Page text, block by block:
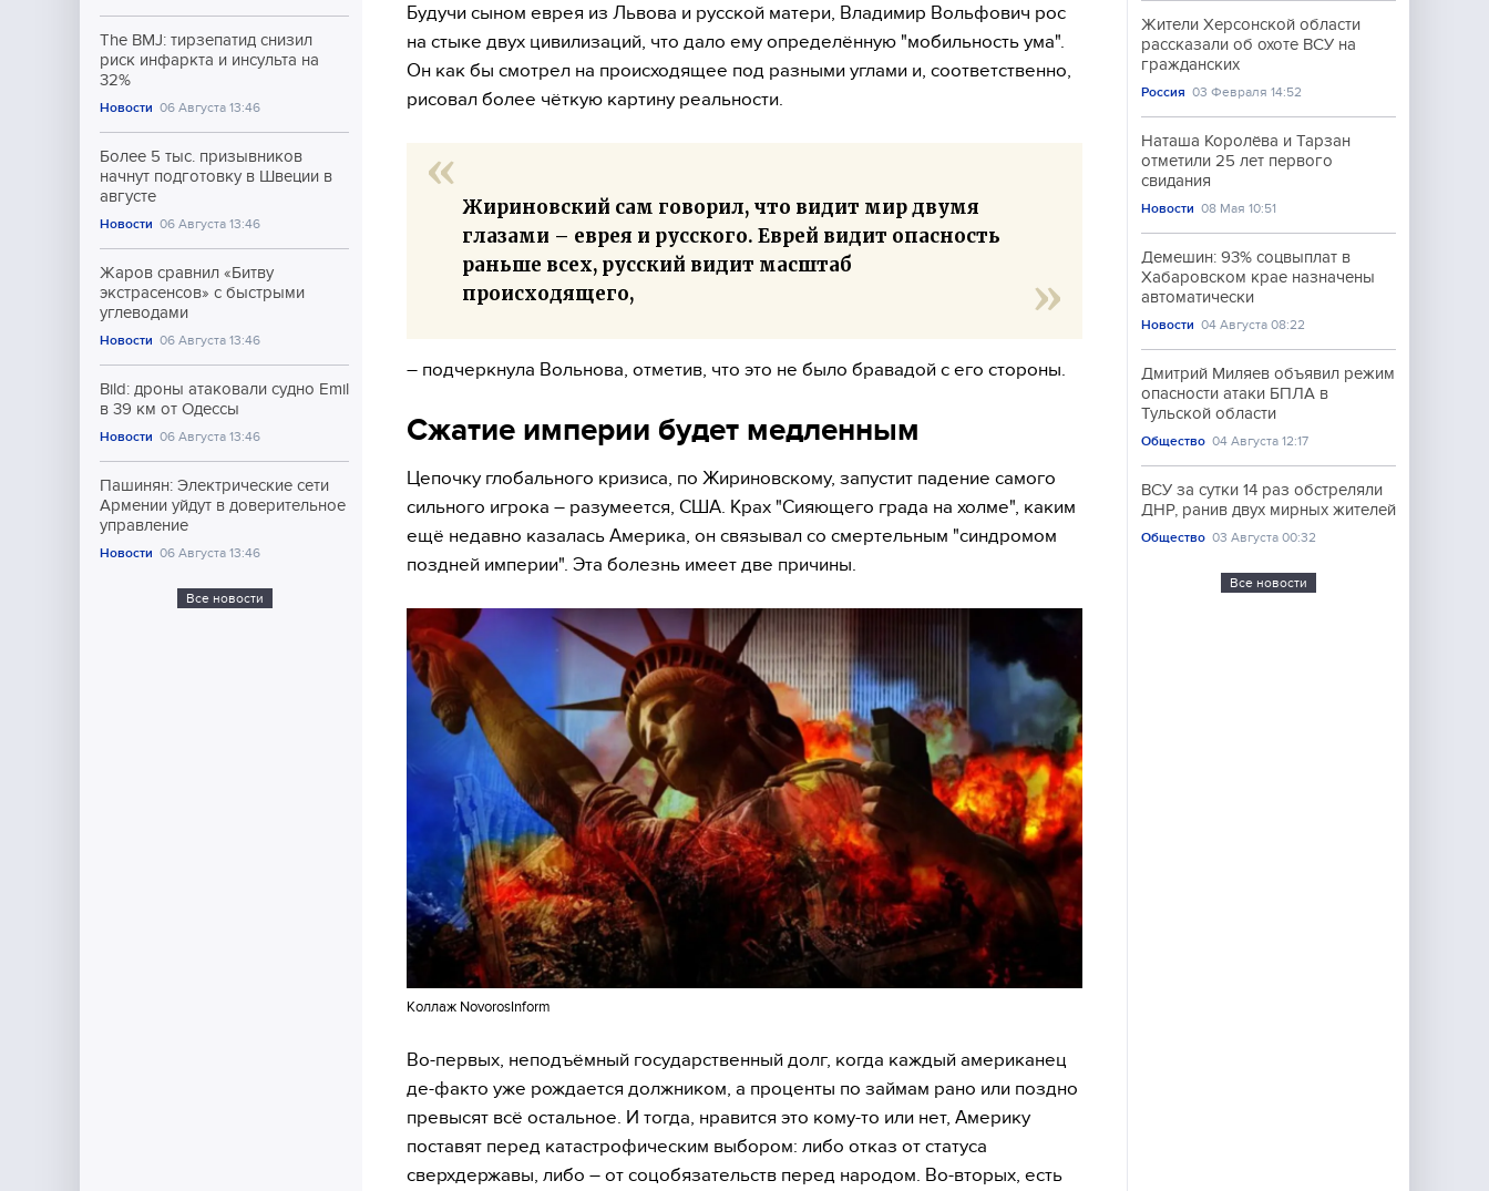
The BMJ: тирзепатид снизил
риск инфаркта и инсульта на
32%
Новости 06 Августа 13:46
Более 5 тыс. призывников
начнут подготовку в Швеции в
августе
Новости 06 Августа 13:46
Жаров сравнил «Битву
экстрасенсов» с быстрыми
углеводами
Новости 06 Августа 13:46
Bild: дроны атаковали судно Emil
в 39 км от Одессы
Новости 06 Августа 13:46
Пашинян: Электрические сети
Армении уйдут в доверительное
управление
Новости 06 Августа 13:46
Все новости
Будучи сыном еврея из Львова и русской матери, Владимир Вольфович рос
на стыке двух цивилизаций, что дало ему определённую "мобильность ума".
Он как бы смотрел на происходящее под разными углами и, соответственно,
рисовал более чёткую картину реальности.
Жириновский сам говорил, что видит мир двумя
глазами – еврея и русского. Еврей видит опасность
раньше всех, русский видит масштаб
происходящего,
– подчеркнула Вольнова, отметив, что это не было бравадой с его стороны.
Сжатие империи будет медленным
Цепочку глобального кризиса, по Жириновскому, запустит падение самого
сильного игрока – разумеется, США. Крах "Сияющего града на холме", каким
ещё недавно казалась Америка, он связывал со смертельным "синдромом
поздней империи". Эта болезнь имеет две причины.
Коллаж NovorosInform
Во-первых, неподъёмный государственный долг, когда каждый американец
де-факто уже рождается должником, а проценты по займам рано или поздно
превысят всё остальное. И тогда, нравится это кому-то или нет, Америку
поставят перед катастрофическим выбором: либо отказ от статуса
сверхдержавы, либо – от соцобязательств перед народом. Во-вторых, есть
Жители Херсонской области
рассказали об охоте ВСУ на
гражданских
Россия 03 Февраля 14:52
Наташа Королёва и Тарзан
отметили 25 лет первого
свидания
Новости 08 Мая 10:51
Демешин: 93% соцвыплат в
Хабаровском крае назначены
автоматически
Новости 04 Августа 08:22
Дмитрий Миляев объявил режим
опасности атаки БПЛА в
Тульской области
Общество 04 Августа 12:17
ВСУ за сутки 14 раз обстреляли
ДНР, ранив двух мирных жителей
Общество 03 Августа 00:32
Все новости